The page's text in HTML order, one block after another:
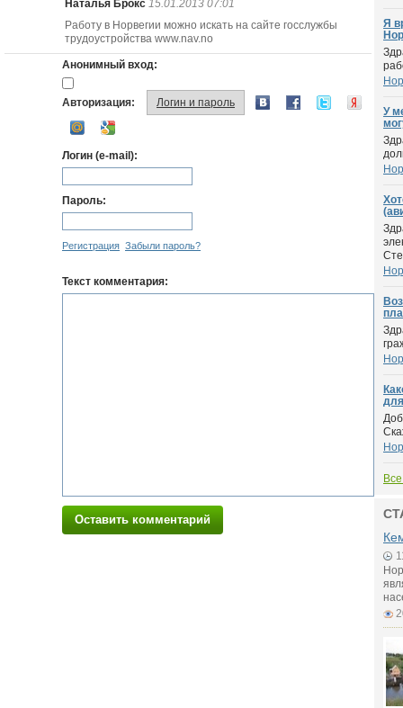
Наталья Брокс 15.01.2013 07:01
Работу в Норвегии можно искать на сайте госслужбы
трудоустройства www.nav.no
Анонимный вход:
Авторизация: Логин и пароль
Логин (e-mail):
Пароль:
Регистрация Забыли пароль?
Текст комментария:
Оставить комментарий
Я
У